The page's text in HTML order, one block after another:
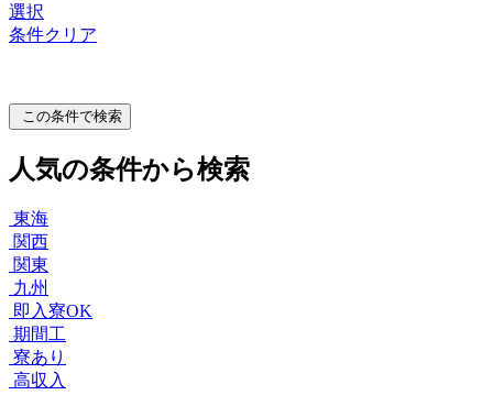
選択
条件クリア
この条件で検索
人気の条件から検索
東海
関西
関東
九州
即入寮OK
期間工
寮あり
高収入